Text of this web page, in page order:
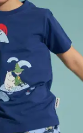
varastosta